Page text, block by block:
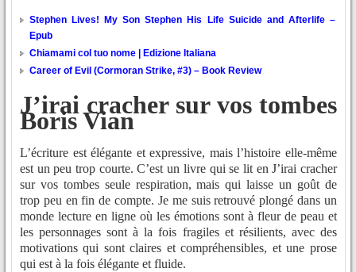
Stephen Lives! My Son Stephen His Life Suicide and Afterlife –
Epub
Chiamami col tuo nome | Edizione Italiana
Career of Evil (Cormoran Strike, #3) – Book Review
J’irai cracher sur vos tombes
Boris Vian
L’écriture est élégante et expressive, mais l’histoire elle-même
est un peu trop courte. C’est un livre qui se lit en J’irai cracher
sur vos tombes seule respiration, mais qui laisse un goût de
trop peu en fin de compte. Je me suis retrouvé plongé dans un
monde lecture en ligne où les émotions sont à fleur de peau et
les personnages sont à la fois fragiles et résilients, avec des
motivations qui sont claires et compréhensibles, et une prose
qui est à la fois élégante et fluide.